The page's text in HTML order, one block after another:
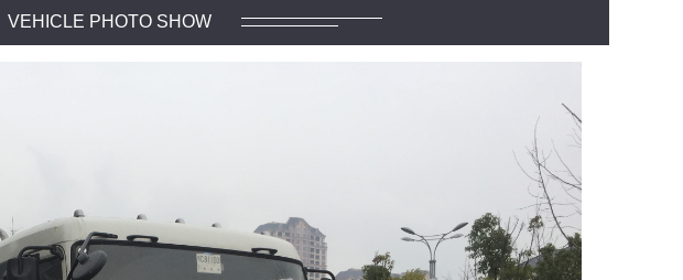
VEHICLE PHOTO SHOW